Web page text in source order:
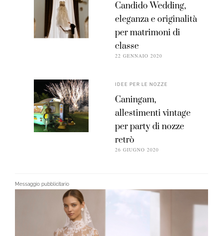
Candido Wedding,
eleganza e originalità
per matrimoni di
classe
22 GENNAIO 2020
IDEE PER LE NOZZE
Caningam,
allestimenti vintage
per party di nozze
retrò
26 GIUGNO 2020
Messaggio pubblicitario